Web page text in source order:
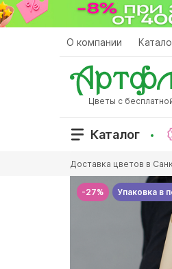
Перейти
к
О компании
Цветы с
Каталог
здесь
Доставка цветов в
-27% Упаковка в